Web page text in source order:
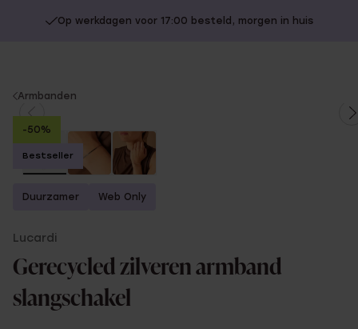
Op werkdagen voor 17:00 besteld, morgen in huis
You
are
here:
Armbanden
-50%
Bestseller
Duurzamer Web Only
Lucardi
Gerecycled zilveren armband
slangschakel